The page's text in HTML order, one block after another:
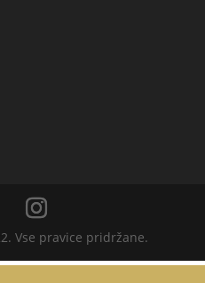
Vse pravice pridržane.